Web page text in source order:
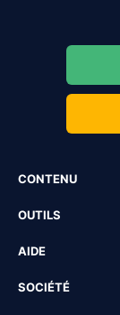
CONTENU
OUTILS
AIDE
SOCIÉTÉ